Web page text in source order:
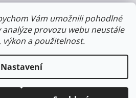
Vám umožnili pohodlné
provozu webu neustále
výkon a použitelnost.
Nastavení